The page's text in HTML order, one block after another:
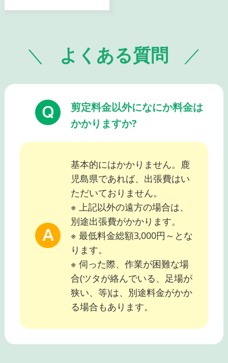
よくある質問
剪定料金以外になにか料金は
かかりますか?
基本的にはかかりません。鹿
児島県であれば、出張費はい
ただいておりません。
※ 上記以外の遠方の場合は、
別途出張費がかかります。
※ 最低料金総額3,000円～とな
ります。
※ 伺った際、作業が困難な場
合(ツタが絡んでいる、足場が
狭い、等)は、別途料金がかか
る場合もあります。